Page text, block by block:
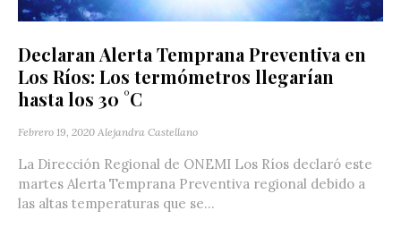
Declaran Alerta Temprana Preventiva en
Los Ríos: Los termómetros llegarían
hasta los 30 °C
Febrero 19, 2020 Alejandra Castellano
La Dirección Regional de ONEMI Los Ríos declaró este
martes Alerta Temprana Preventiva regional debido a
las altas temperaturas que se...